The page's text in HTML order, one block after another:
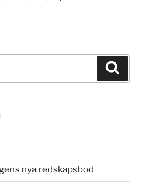
nya redskapsbod